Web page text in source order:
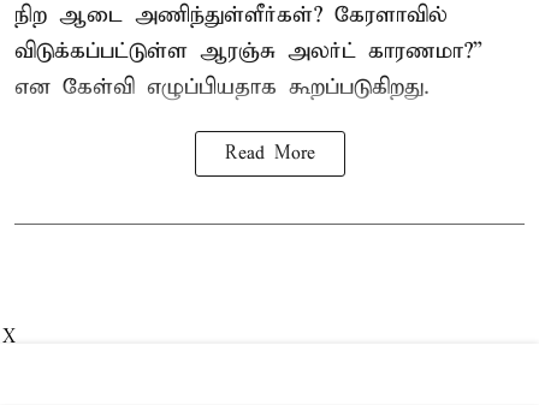
நிற ஆடை அணிந்துள்ளீர்கள்? கேரளாவில்
விடுக்கப்பட்டுள்ள ஆரஞ்சு அலர்ட் காரணமா?”
என கேள்வி எழுப்பியதாக கூறப்படுகிறது.
Read More
X